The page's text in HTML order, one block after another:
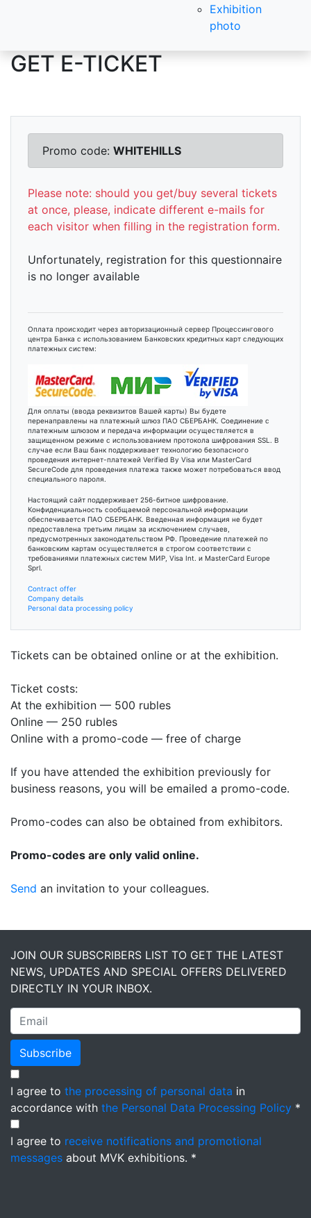
Exhibition
photo
GET E-TICKET
Promo code: WHITEHILLS
Please note: should you get/buy several tickets
at once, please, indicate different e-mails for
each visitor when filling in the registration form.
Unfortunately, registration for this questionnaire
is no longer available
Оплата происходит через авторизационный сервер Процессингового
центра Банка с использованием Банковских кредитных карт следующих
платежных систем:
Для оплаты (ввода реквизитов Вашей карты) Вы будете
перенаправлены на платежный шлюз ПАО СБЕРБАНК. Соединение с
платежным шлюзом и передача информации осуществляется в
защищенном режиме с использованием протокола шифрования SSL. В
случае если Ваш банк поддерживает технологию безопасного
проведения интернет-платежей Verified By Visa или MasterCard
SecureCode для проведения платежа также может потребоваться ввод
специального пароля.
Настоящий сайт поддерживает 256-битное шифрование.
Конфиденциальность сообщаемой персональной информации
обеспечивается ПАО СБЕРБАНК. Введенная информация не будет
предоставлена третьим лицам за исключением случаев,
предусмотренных законодательством РФ. Проведение платежей по
банковским картам осуществляется в строгом соответствии с
требованиями платежных систем МИР, Visa Int. и MasterCard Europe
Sprl.
Contract offer
Company details
Personal data processing policy
Tickets can be obtained online or at the exhibition.
Ticket costs:
At the exhibition — 500 rubles
Online — 250 rubles
Online with a promo-code — free of charge
If you have attended the exhibition previously for
business reasons, you will be emailed a promo-code.
Promo-codes can also be obtained from exhibitors.
Promo-codes are only valid online.
Send an invitation to your colleagues.
JOIN OUR SUBSCRIBERS LIST TO GET THE LATEST
NEWS, UPDATES AND SPECIAL OFFERS DELIVERED
DIRECTLY IN YOUR INBOX.
Subscribe
I agree to the processing of personal data in
accordance with the Personal Data Processing Policy *
I agree to receive notifications and promotional
messages about MVK exhibitions. *